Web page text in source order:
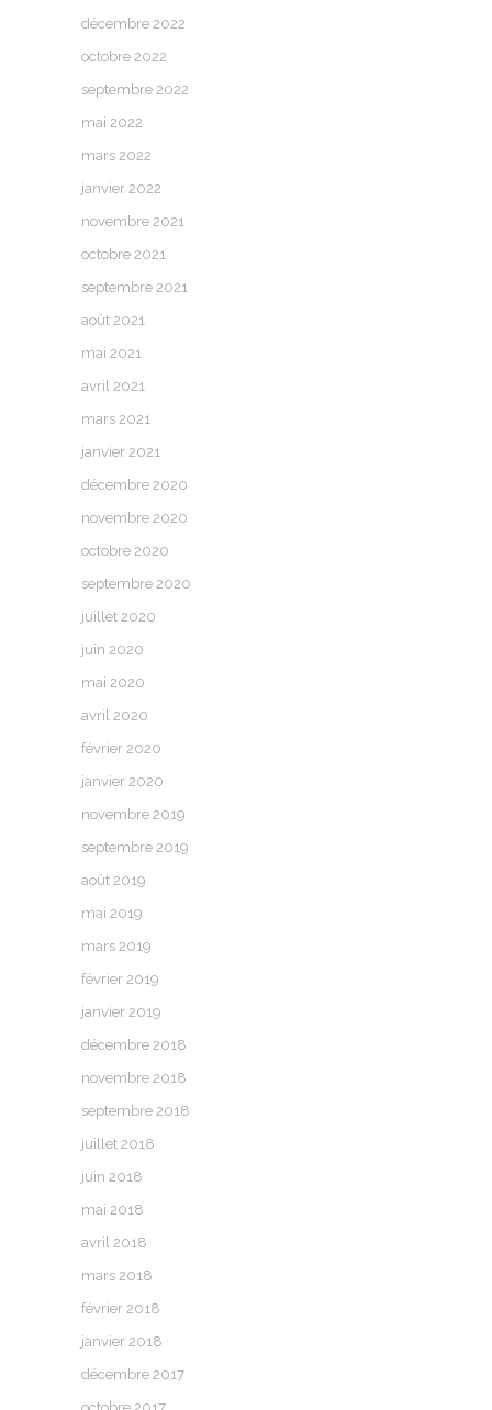
décembre 2022
octobre 2022
septembre 2022
mai 2022
mars 2022
janvier 2022
novembre 2021
octobre 2021
septembre 2021
août 2021
mai 2021
avril 2021
mars 2021
janvier 2021
décembre 2020
novembre 2020
octobre 2020
septembre 2020
juillet 2020
juin 2020
mai 2020
avril 2020
février 2020
janvier 2020
novembre 2019
septembre 2019
août 2019
mai 2019
mars 2019
février 2019
janvier 2019
décembre 2018
novembre 2018
septembre 2018
juillet 2018
juin 2018
mai 2018
avril 2018
mars 2018
février 2018
janvier 2018
décembre 2017